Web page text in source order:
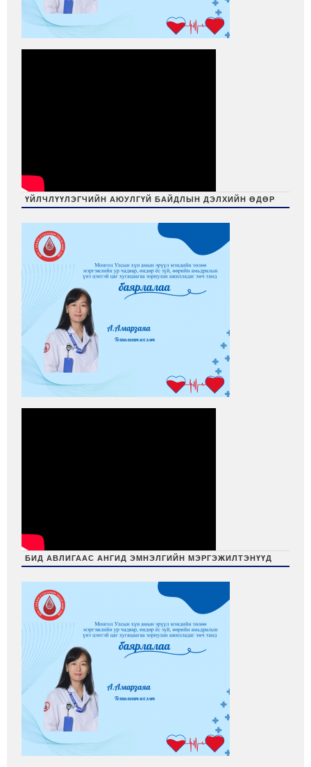
ҮЙЛЧЛҮҮЛЭГЧИЙН АЮУЛГҮЙ БАЙДЛЫН ДЭЛХИЙН ӨДӨР
БИД АВЛИГААС АНГИД ЭМНЭЛГИЙН МЭРГЭЖИЛТЭНҮҮД